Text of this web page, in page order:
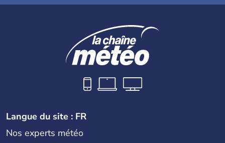
Langue du site : FR
Nos experts météo